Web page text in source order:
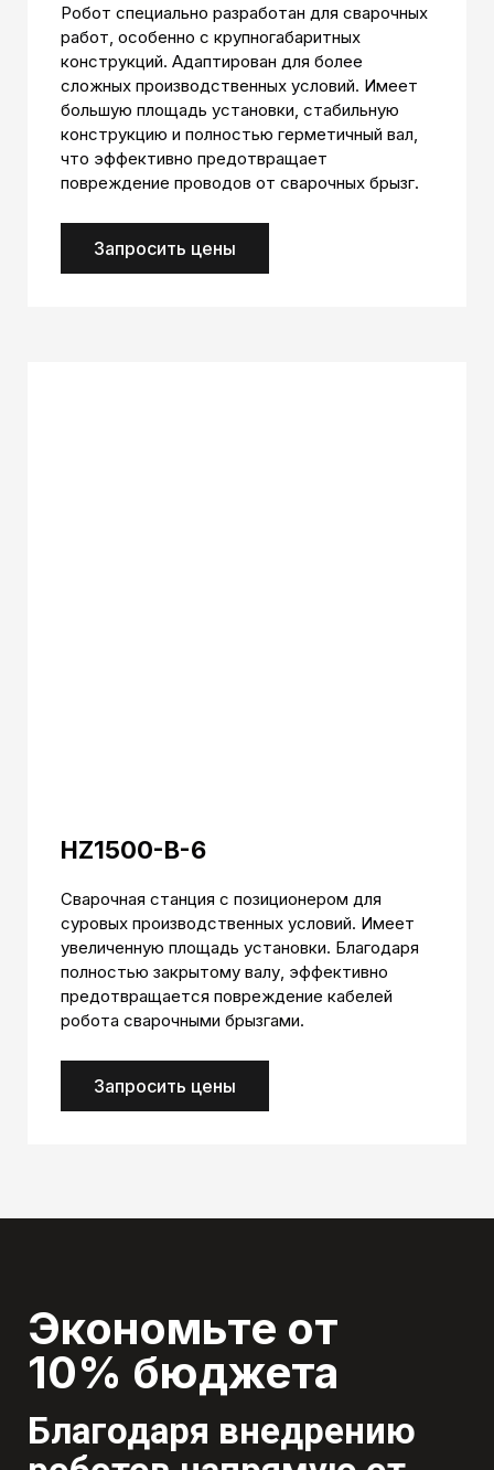
Робот специально разработан для сварочных
работ, особенно с крупногабаритных
конструкций. Адаптирован для более
сложных производственных условий. Имеет
большую площадь установки, стабильную
конструкцию и полностью герметичный вал,
что эффективно предотвращает
повреждение проводов от сварочных брызг.
Запросить цены
HZ1500-B-6
Сварочная станция с позиционером для
суровых производственных условий. Имеет
увеличенную площадь установки. Благодаря
полностью закрытому валу, эффективно
предотвращается повреждение кабелей
робота сварочными брызгами.
Запросить цены
Экономьте от
10% бюджета
Благодаря внедрению